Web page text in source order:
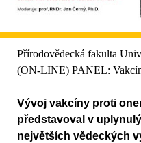
Přírodovědecká fakulta
(ON-LINE) PANEL:
Vývoj vakcíny proti
představoval v
největších vědeckých